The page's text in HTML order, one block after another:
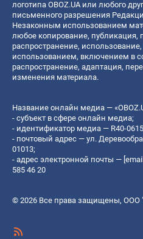
логотипа OBOZ.UA или любого
письменного разрешения
Незаконным использованием
любое копирование, публикация,
распространение, использование,
использованием, включением в
распространение, адаптация,
изменения материала.
Название онлайн медиа —
- субъект в сфере онлайн медиа;
- идентификатор медиа — R40-
- почтовый адрес — ул.
01013;
- адрес электронной почты —
585 46 20
© 2026 Все права защищены, ООО